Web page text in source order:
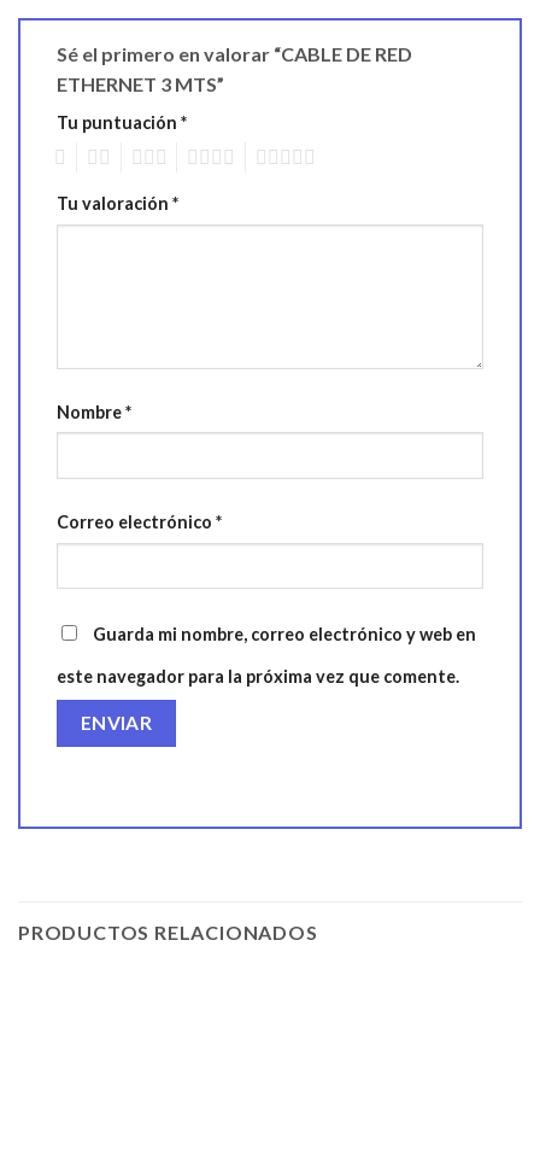
Sé el primero en valorar “CABLE DE RED
ETHERNET 3 MTS”
Tu puntuación *
Tu valoración *
Nombre*
Correo electrónico *
Guarda mi nombre, correo electrónico y web en
este navegador para la próxima vez que comente.
PRODUCTOS RELACIONADOS